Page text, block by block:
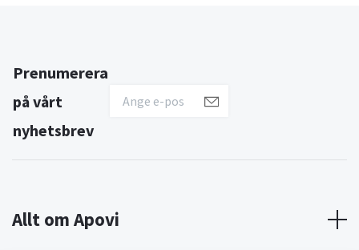
Prenumerera
på vårt
nyhetsbrev
Allt om Apovi